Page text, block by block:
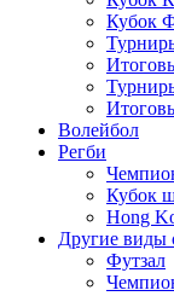
Кубок
Волейбол
Регби
Кубок
Hong
Другие виды
Футзал